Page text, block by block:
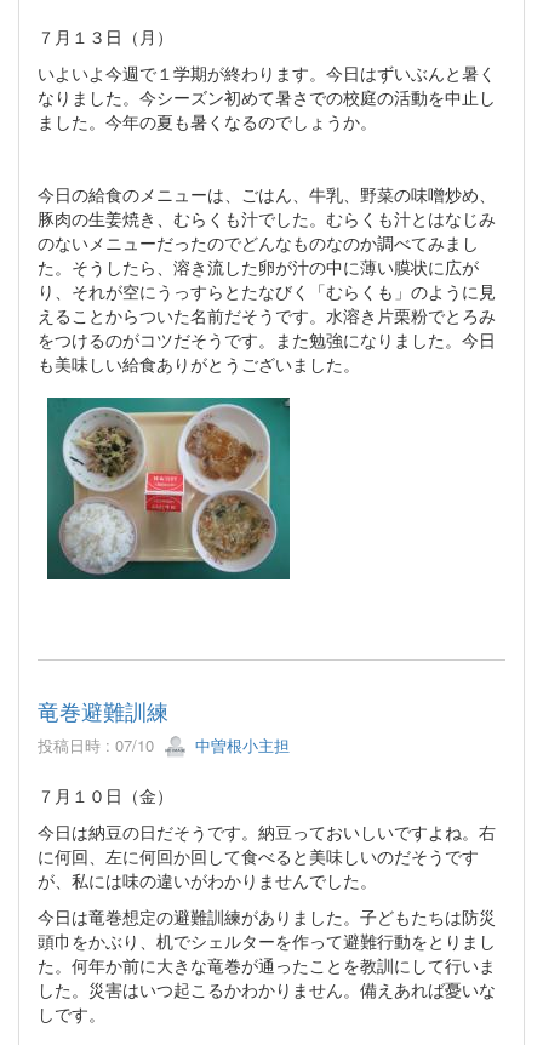
７月１３日（月）
いよいよ今週で１学期が終わります。今日はずいぶんと暑く
なりました。今シーズン初めて暑さでの校庭の活動を中止し
ました。今年の夏も暑くなるのでしょうか。
今日の給食のメニューは、ごはん、牛乳、野菜の味噌炒め、
豚肉の生姜焼き、むらくも汁でした。むらくも汁とはなじみ
のないメニューだったのでどんなものなのか調べてみまし
た。そうしたら、溶き流した卵が汁の中に薄い膜状に広が
り、それが空にうっすらとたなびく「むらくも」のように見
えることからついた名前だそうです。水溶き片栗粉でとろみ
をつけるのがコツだそうです。また勉強になりました。今日
も美味しい給食ありがとうございました。
竜巻避難訓練
投稿日時 : 07/10 中曽根小主担
７月１０日（金）
今日は納豆の日だそうです。納豆っておいしいですよね。右
に何回、左に何回か回して食べると美味しいのだそうです
が、私には味の違いがわかりませんでした。
今日は竜巻想定の避難訓練がありました。子どもたちは防災
頭巾をかぶり、机でシェルターを作って避難行動をとりまし
た。何年か前に大きな竜巻が通ったことを教訓にして行いま
した。災害はいつ起こるかわかりません。備えあれば憂いな
しです。